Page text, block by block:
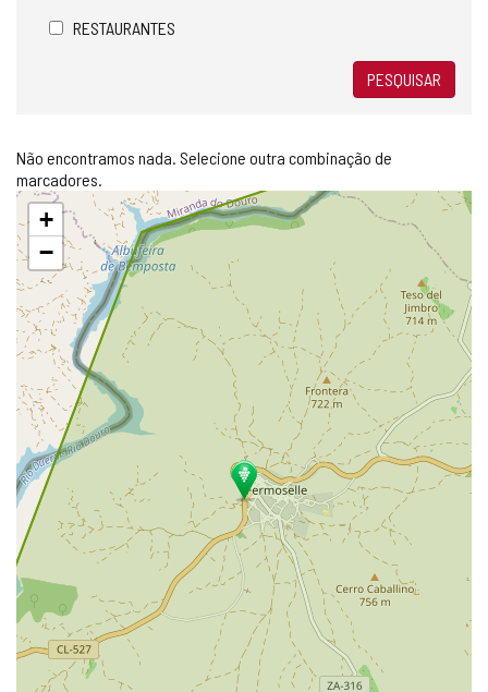
RESTAURANTES
PESQUISAR
Não encontramos nada. Selecione outra combinação de
marcadores.
Pular
mapa
+
−